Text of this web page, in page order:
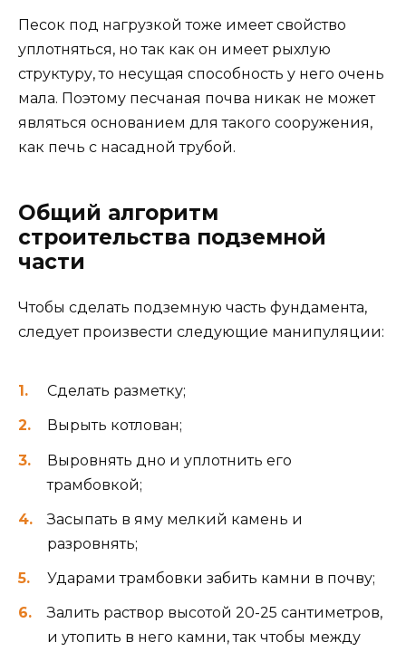
Песок под нагрузкой тоже имеет свойство
уплотняться, но так как он имеет рыхлую
структуру, то несущая способность у него очень
мала. Поэтому песчаная почва никак не может
являться основанием для такого сооружения,
как печь с насадной трубой.
Общий алгоритм
строительства подземной
части
Чтобы сделать подземную часть фундамента,
следует произвести следующие манипуляции:
Сделать разметку;
Вырыть котлован;
Выровнять дно и уплотнить его
трамбовкой;
Засыпать в яму мелкий камень и
разровнять;
Ударами трамбовки забить камни в почву;
Залить раствор высотой 20-25 сантиметров,
и утопить в него камни, так чтобы между